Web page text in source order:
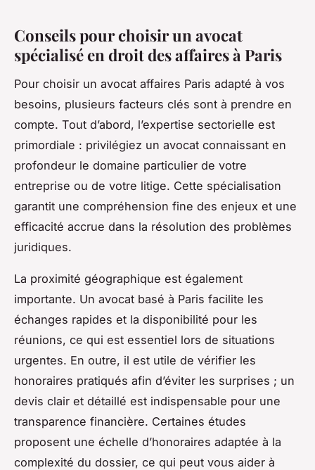
Conseils pour choisir un avocat
spécialisé en droit des affaires à Paris
Pour choisir un avocat affaires Paris adapté à vos
besoins, plusieurs facteurs clés sont à prendre en
compte. Tout d’abord, l’expertise sectorielle est
primordiale : privilégiez un avocat connaissant en
profondeur le domaine particulier de votre
entreprise ou de votre litige. Cette spécialisation
garantit une compréhension fine des enjeux et une
efficacité accrue dans la résolution des problèmes
juridiques.
La proximité géographique est également
importante. Un avocat basé à Paris facilite les
échanges rapides et la disponibilité pour les
réunions, ce qui est essentiel lors de situations
urgentes. En outre, il est utile de vérifier les
honoraires pratiqués afin d’éviter les surprises ; un
devis clair et détaillé est indispensable pour une
transparence financière. Certaines études
proposent une échelle d’honoraires adaptée à la
complexité du dossier, ce qui peut vous aider à